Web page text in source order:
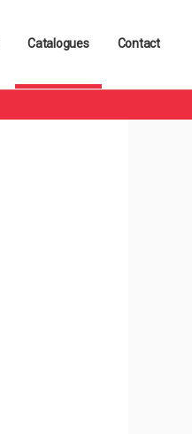
Catalogues Contact